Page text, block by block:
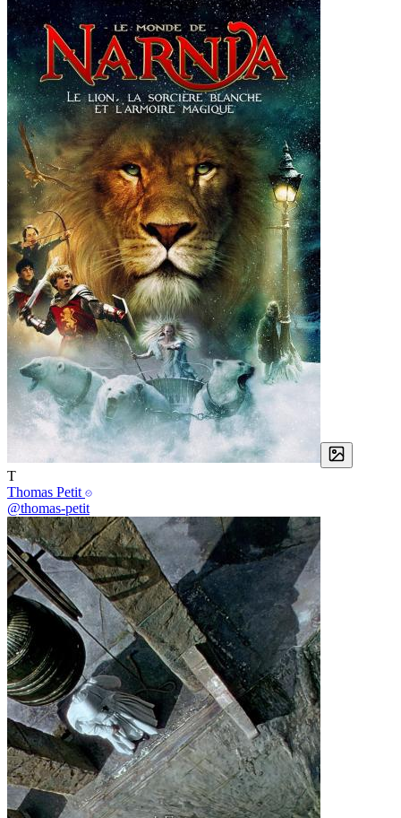
T
Thomas Petit
@thomas-petit